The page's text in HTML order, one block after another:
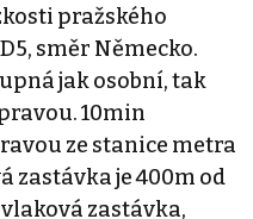
pražského
směr Německo.
jak osobní, tak
10min
ze stanice metra
zastávka je 400m od
zastávka,